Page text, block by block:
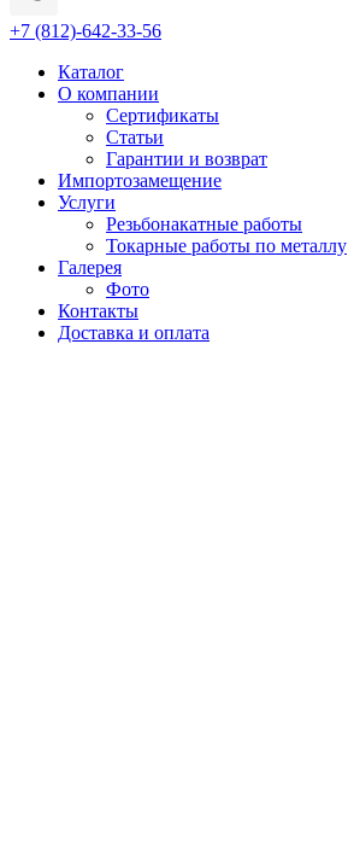
+7 (812)-642-33-56
Каталог
О компании
Сертификаты
Статьи
Гарантии и возврат
Импортозамещение
Услуги
Резьбонакатные работы
Токарные работы по металлу
Галерея
Фото
Контакты
Доставка и оплата